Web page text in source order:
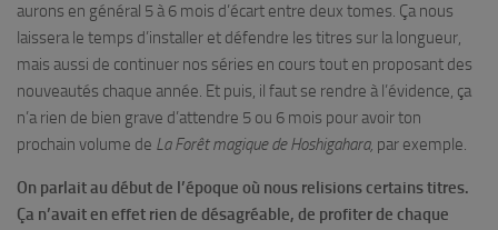
aurons en général 5 à 6 mois d’écart entre deux tomes. Ça nous
laissera le temps d’installer et défendre les titres sur la longueur,
mais aussi de continuer nos séries en cours tout en proposant des
nouveautés chaque année. Et puis, il faut se rendre à l’évidence, ça
n’a rien de bien grave d’attendre 5 ou 6 mois pour avoir ton
prochain volume de La Forêt magique de Hoshigahara, par exemple.
On parlait au début de l’époque où nous relisions certains titres.
Ça n’avait en effet rien de désagréable, de profiter de chaque